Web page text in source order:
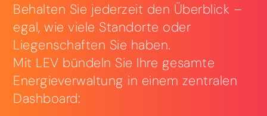
Behalten Sie jederzeit den Überblick –
egal, wie viele Standorte oder
Liegenschaften Sie haben.
Mit LEV bündeln Sie Ihre gesamte
Energieverwaltung in einem zentralen
Dashboard: